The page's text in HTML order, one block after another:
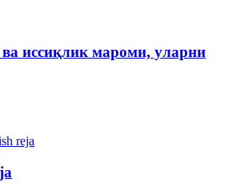
иссиқлик мароми, уларни